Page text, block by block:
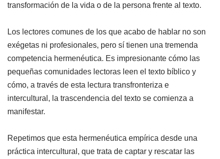
transformación de la vida o de la persona frente al texto.
Los lectores comunes de los que acabo de hablar no son
exégetas ni profesionales, pero sí tienen una tremenda
competencia hermenéutica. Es impresionante cómo las
pequeñas comunidades lectoras leen el texto bíblico y
cómo, a través de esta lectura transfronteriza e
intercultural, la trascendencia del texto se comienza a
manifestar.
Repetimos que esta hermenéutica empírica desde una
práctica intercultural, que trata de captar y rescatar las